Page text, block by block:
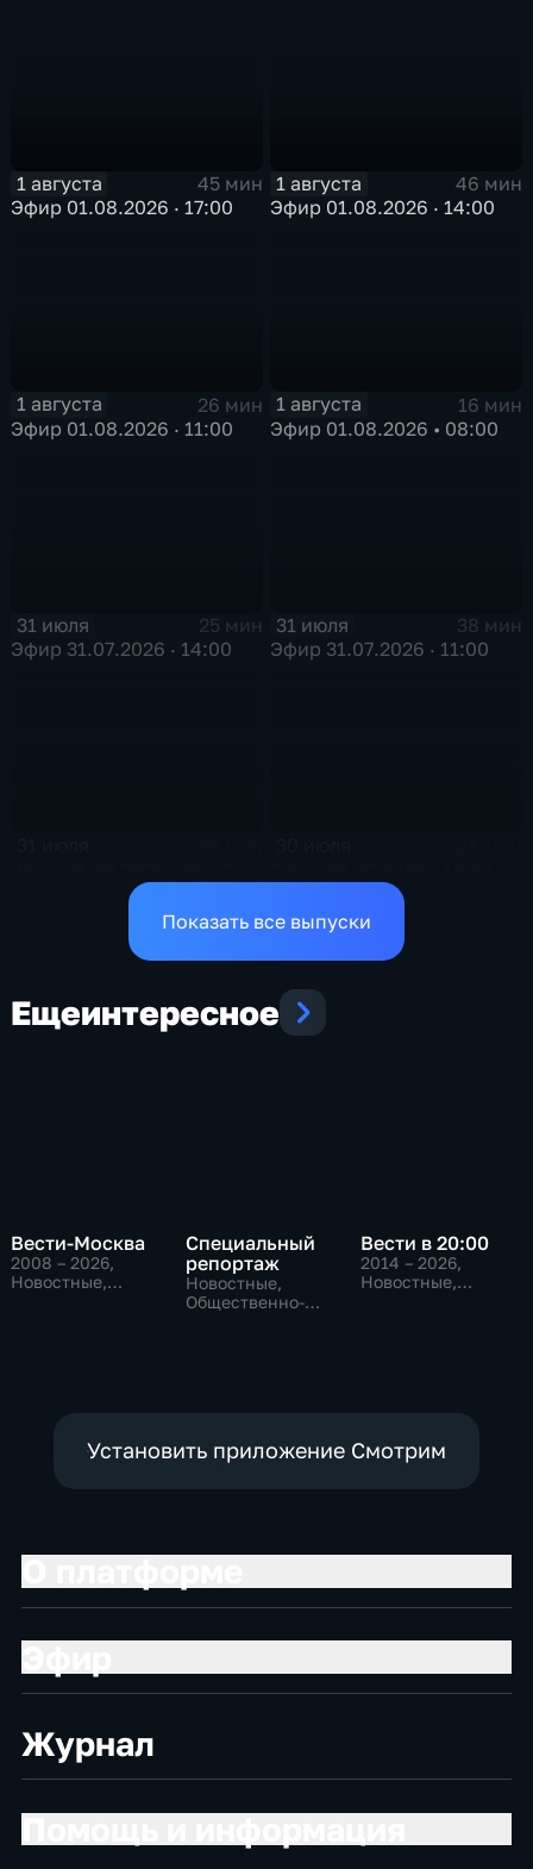
1 августа
45 мин
Эфир 01.08.2026 · 17:00
1 августа
46 мин
Эфир 01.08.2026 · 14:00
1 августа
26 мин
Эфир 01.08.2026 · 11:00
1 августа
16 мин
Эфир 01.08.2026 • 08:00
31 июля
25 мин
Эфир 31.07.2026 · 14:00
31 июля
38 мин
Эфир 31.07.2026 · 11:00
Показать все выпуски
Ещеинтересное
Вести-Москва
2008 – 2026,
Новостные,
Специальный
репортаж
Новостные,
Общественно-
Вести в 20:00
2014 – 2026,
Новостные,
Установить приложение Смотрим
Журнал